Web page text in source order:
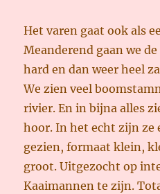
Het varen gaat ook als
Meanderend gaan we
hard en dan weer heel
We zien veel
rivier. En in bijna alles
hoor. In het echt zijn ze
gezien, formaat klein,
groot. Uitgezocht op
Kaaimannen te zijn.